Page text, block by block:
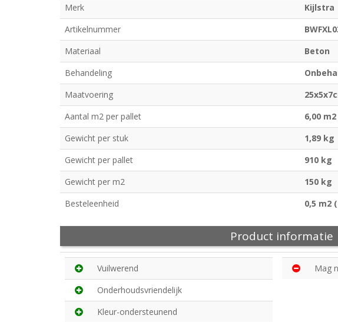
Merk
Kijlstra
Artikelnummer
Materiaal
Beton
Behandeling
Maatvoering
Aantal m2 per pallet
6,00 m2
Gewicht per stuk
1,89 kg
Gewicht per pallet
910 kg
Gewicht per m2
150 kg
Besteleenheid
0,5 m2
Product informatie
Vuilwerend
Onderhoudsvriendelijk
Kleur-ondersteunend
Mag